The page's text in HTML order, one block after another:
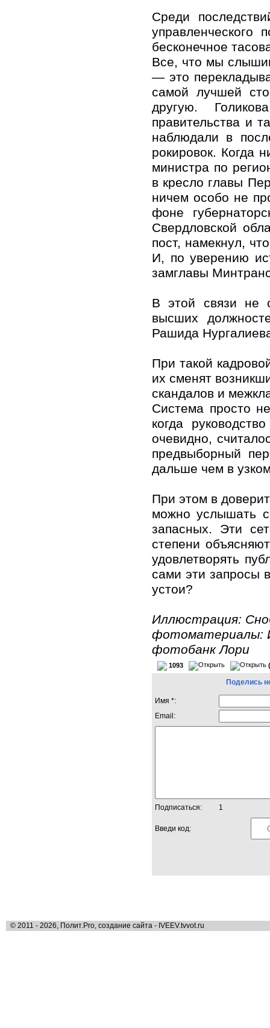
Среди
управленческого
бесконечное
Все, что мы
— это
самой лучшей
другую.
правительства и
наблюдали в
рокировок. Когда
министра по
в кресло главы
ничем особо не
фоне
Свердловской
пост, намекнул,
И, по уверению
замглавы
В этой связи не
высших
Рашида
При такой
их сменят
скандалов и
Система просто
когда
очевидно,
предвыборный
дальше чем в
При этом в
можно услышать
запасных. Эти
степени
удовлетворять
сами эти запросы
устои?
Иллюстрация:
фотоматериалы:
фотобанк Лори
1093
Поделись
Имя *:
Email:
Подписаться: 1
Введи код:
© 2011 - 2026, Полит.Pro, создание сайта - IVEEV.tvvot.ru